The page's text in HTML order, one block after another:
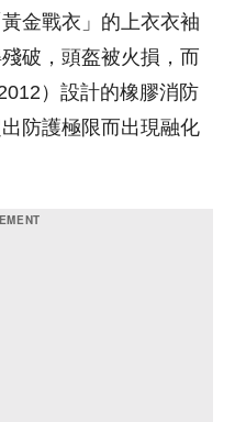
金戰衣」的上衣衣袖
破，頭盔被火損，而
）設計的橡膠消防
防護極限而出現融化